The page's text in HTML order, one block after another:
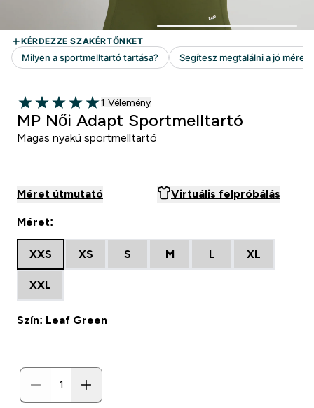
5 out of 5 stars
1 customer reviews
1 Vélemény
MP Női Adapt Sportmelltartó
Magas nyakú sportmelltartó
Méret útmutató Virtuális felpróbálás
Méret:
XXS XS S M L XL
XXL
Szín: Leaf Green